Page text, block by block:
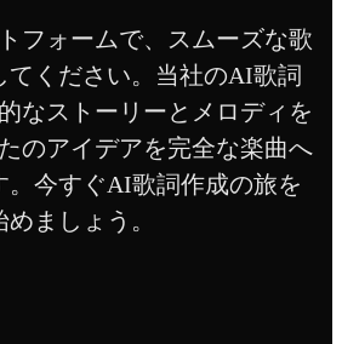
フォームで、スムーズな歌
てください。当社のAI歌詞
なストーリーとメロディを
のアイデアを完全な楽曲へ
。今すぐAI歌詞作成の旅を
めましょう。